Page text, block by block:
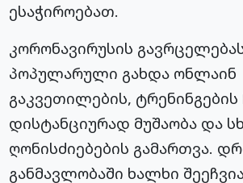
ესაჭიროებათ.
კორონავირუსის
პოპულარული გახდა ონლაინ
გაკვეთილების, ტრენინგების
დისტანციურად მუშაობა და
ღონისძიებების გამართვა.
განმავლობაში ხალხი